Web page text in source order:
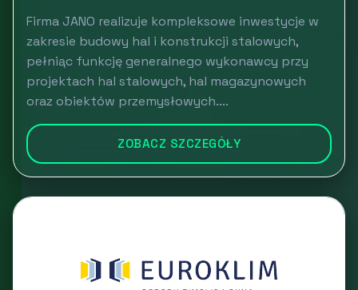
Firma JANO realizuje kompleksowe inwestycje w
zakresie budowy hal i konstrukcji stalowych,
pełniąc funkcję generalnego wykonawcy przy
projektach hal stalowych, hal magazynowych
oraz obiektów przemysłowych....
ZOBACZ SZCZEGÓŁY